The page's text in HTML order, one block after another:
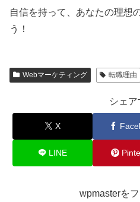
自信を持って、あなたの理想
う！
Webマーケティング 転職理由
シェア
X
LINE
wpmasterを